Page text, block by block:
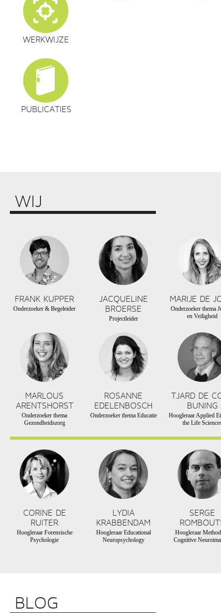
WERKWIJZE
PUBLICATIES
WIJ
FRANK KUPPER
Onderzoeker & Begeleider
JACQUELINE
BROERSE
Projectleider
MARIJE DE
Onderzoeker thema
en Veiligheid
MARLOUS
ARENTSHORST
Onderzoeker thema
Gezondheidszorg
ROSANNE
EDELENBOSCH
Onderzoeker thema Educatie
TJARD DE
BUNING
Hoogleraar Applied
the Life
CORINE DE
RUITER
Hoogleraar Forensische
Psychologie
LYDIA
KRABBENDAM
Hoogleraar Educational
Neuropsychology
SERGE
Hoogleraar
Cognitive
BLOG